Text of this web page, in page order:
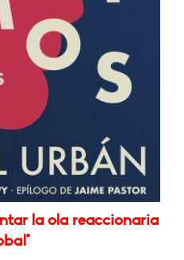
la ola reaccionaria